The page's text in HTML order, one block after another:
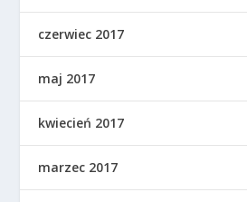
czerwiec 2017
maj 2017
kwiecień 2017
marzec 2017